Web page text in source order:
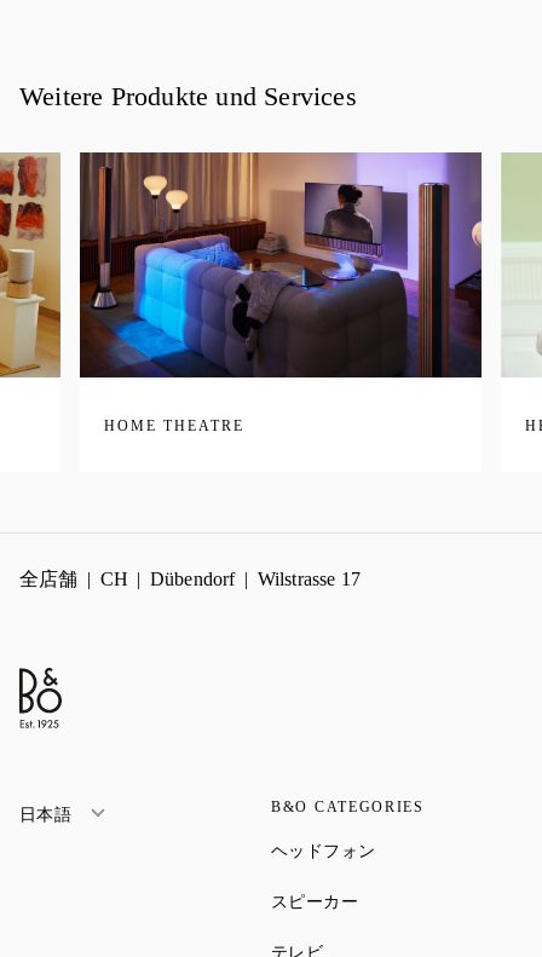
Weitere Produkte und Services
HOME THEATRE
全店舗 CH Dübendorf Wilstrasse 17
日本語 B&O CATEGORIES
ヘッドフォン
スピーカー
テレビLink Opens in New Tab